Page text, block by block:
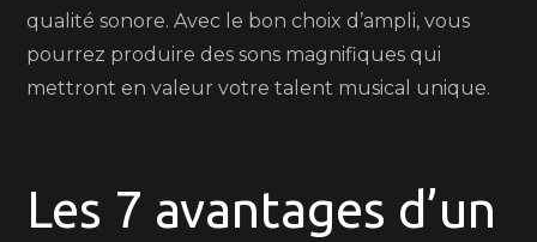
qualité sonore. Avec le bon choix d’ampli, vous
pourrez produire des sons magnifiques qui
mettront en valeur votre talent musical unique.
Les 7 avantages d’un